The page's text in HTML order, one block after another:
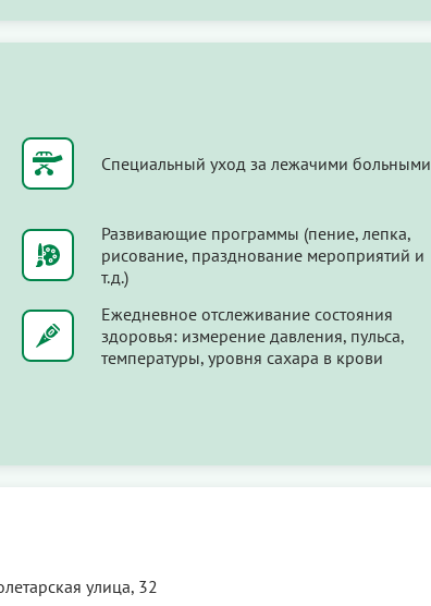
Специальный уход за лежачими больными
Развивающие программы (пение, лепка,
рисование, празднование мероприятий и
т.д.)
Ежедневное отслеживание состояния
здоровья: измерение давления, пульса,
температуры, уровня сахара в крови
улица, 32